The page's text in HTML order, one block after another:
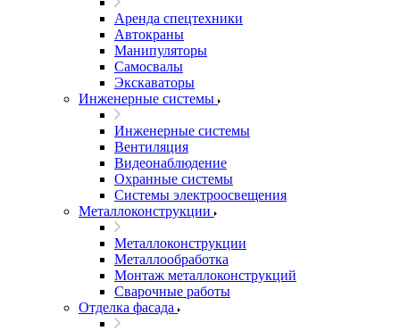
Аренда спецтехники
Автокраны
Манипуляторы
Самосвалы
Экскаваторы
Инженерные системы
Инженерные системы
Вентиляция
Видеонаблюдение
Охранные системы
Системы электроосвещения
Металлоконструкции
Металлоконструкции
Металлообработка
Монтаж металлоконструкций
Сварочные работы
Отделка фасада